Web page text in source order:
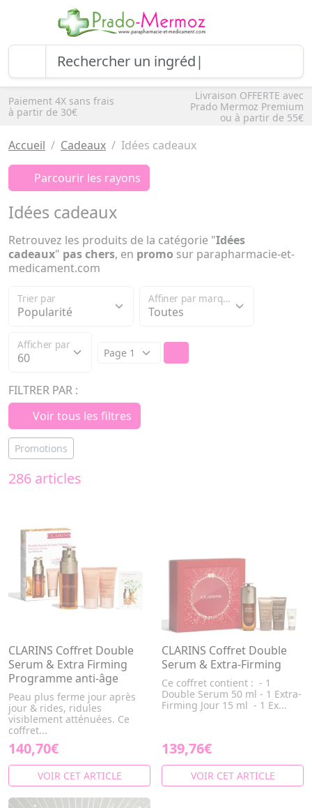
Paiement 4X sans frais
à partir de 30€
Livraison OFFERTE avec
Prado Mermoz Premium
ou à partir de 55€
Accueil Cadeaux Idées cadeaux
Parcourir les rayons
Idées cadeaux
Retrouvez les produits de la catégorie "Idées
cadeaux" pas chers, en promo sur parapharmacie-et-
medicament.com
Trier par Affiner par marque
Afficher par
FILTRER PAR :
Voir tous les filtres
Promotions
286 articles
CLARINS Coffret Double
Serum & Extra Firming
Programme anti-âge
Peau plus ferme jour après
jour & rides, ridules
visiblement atténuées. Ce
coffret...
140,70€
VOIR CET ARTICLE
CLARINS Coffret Double
Serum & Extra-Firming
Ce coffret contient : - 1
Double Serum 50 ml - 1 Extra-
Firming Jour 15 ml - 1 Ex...
139,76€
VOIR CET ARTICLE